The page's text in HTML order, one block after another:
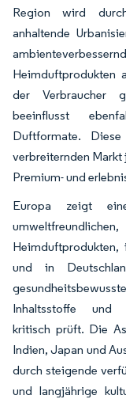
Region wird
anhaltende
Heimduftprodukten
der Verbraucher
beeinflusst
Duftformate.
verbreiternden Markt
Premium- und
Europa zeigt
Heimduftprodukten,
und in
Inhaltsstoffe und
kritisch prüft. Die
Indien, Japan und
durch steigende
und langjährige